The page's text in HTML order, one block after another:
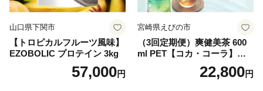
山口県下関市
【トロピカルフルーツ風味】
EZOBOLIC プロテイン 3kg
57,000円
宮崎県えびの市
（3回定期便）爽健美茶 600
ml PET【コカ・コーラ】ペ
ットボトル 1ケース(24本) 定
期便 3回(72本) セット お茶
22,800円